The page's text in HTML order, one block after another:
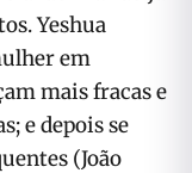
Yeshua
em
mais fracas e
e depois se
(João